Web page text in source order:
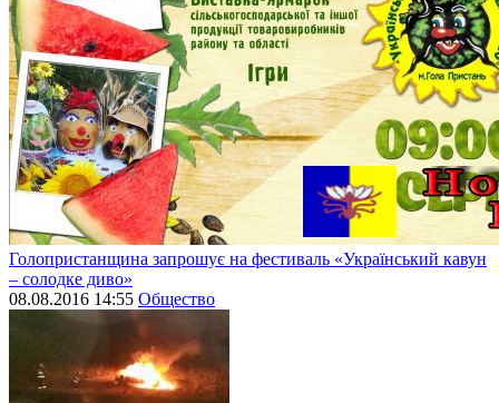
Голопристанщина запрошує на фестиваль «Український кавун
– солодке диво»
08.08.2016 14:55 Общество